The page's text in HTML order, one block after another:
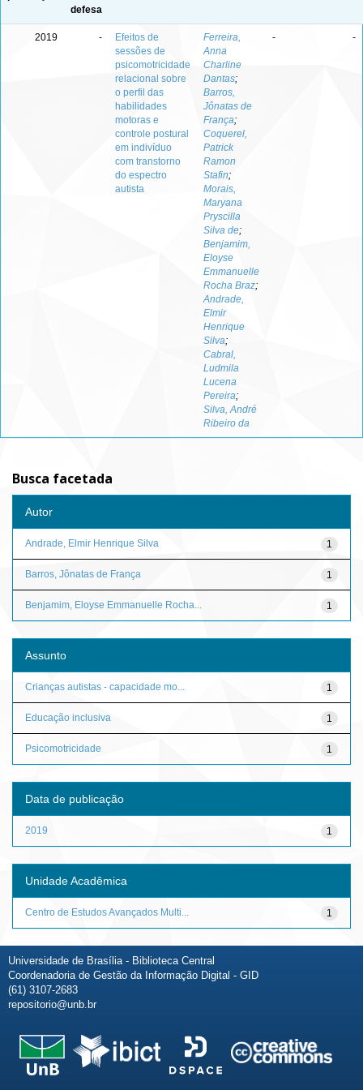
defesa
2019 -
Efeitos de
sessões de
psicomotricidade
relacional sobre
o perfil das
habilidades
motoras e
controle postural
em indivíduo
com transtorno
do espectro
autista
Ferreira,
Anna
Charline
Dantas;
Barros,
Jônatas de
França;
Coquerel,
Patrick
Ramon
Stafin;
Morais,
Maryana
Pryscilla
Silva de;
Benjamim,
Eloyse
Emmanuelle
Rocha Braz;
Andrade,
Elmir
Henrique
Silva;
Cabral,
Ludmila
Lucena
Pereira;
Silva, André
Ribeiro da
- -
Busca facetada
Autor
1
Andrade, Elmir Henrique Silva
1
Barros, Jônatas de França
1
Benjamim, Eloyse Emmanuelle Rocha...
Assunto
1
Crianças autistas - capacidade mo...
1
Educação inclusiva
1
Psicomotricidade
Data de publicação
1
2019
Unidade Acadêmica
1
Centro de Estudos Avançados Multi...
Universidade de Brasília - Biblioteca Central
Coordenadoria de Gestão da Informação Digital - GID
(61) 3107-2683
repositorio@unb.br